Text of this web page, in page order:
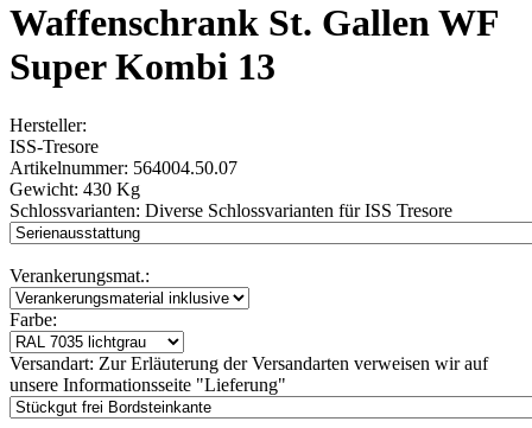
Waffenschrank St. Gallen WF
Super Kombi 13
Hersteller:
ISS-Tresore
Artikelnummer: 564004.50.07
Gewicht: 430 Kg
Schlossvarianten: Diverse Schlossvarianten für ISS Tresore
Verankerungsmat.:
Farbe:
Versandart: Zur Erläuterung der Versandarten verweisen wir auf
unsere Informationsseite "Lieferung"